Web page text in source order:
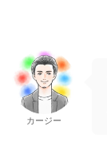
カージー